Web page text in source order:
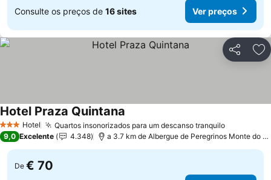
Consulte os preços de 16 sites Ver preços
Partilhar
3 EstrelasHotel Quartos insonorizados para um descanso tranquilo
Hotel Praza Quintana
9,0 Excelente 4.348 a 3.7 km de Albergue de Peregrinos Monte do Gozo
De € 70